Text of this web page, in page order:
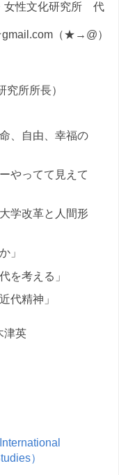
女性文化研究所 代
（★→@）
所所長）
、自由、幸福の
やってて見えて
学改革と人間形
」
を考える」
代精神」
津英
）